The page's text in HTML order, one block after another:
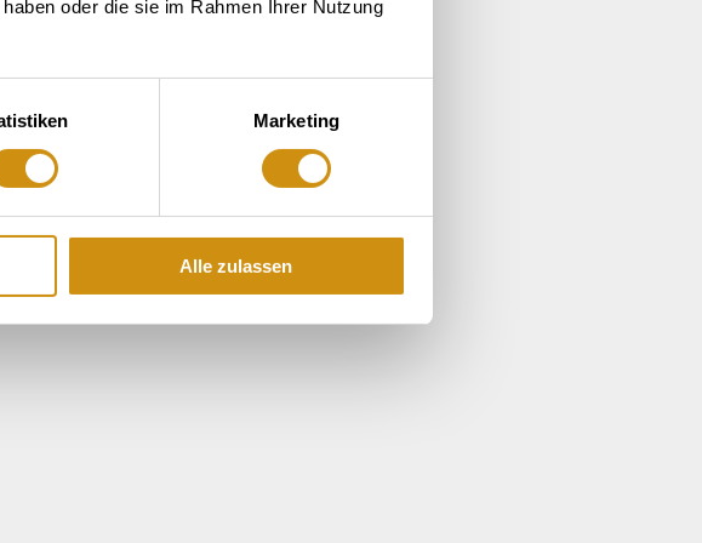
oder die sie im Rahmen Ihrer Nutzung
Marketing
Alle zulassen